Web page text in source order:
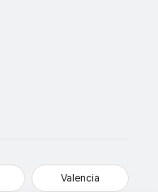
Valencia